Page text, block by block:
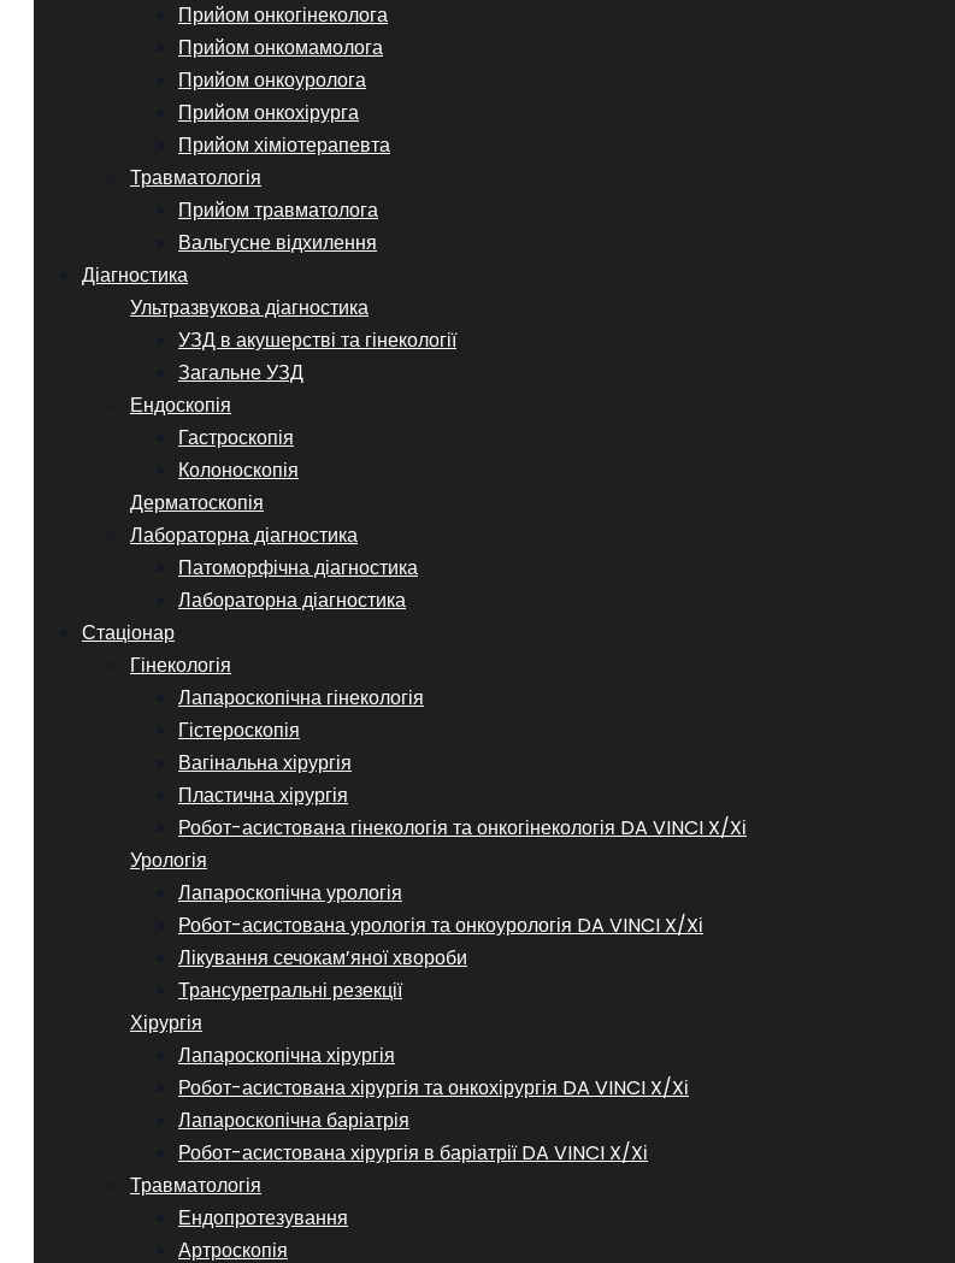
Прийом онкогінеколога
Прийом онкомамолога
Прийом онкоуролога
Прийом онкохірурга
Прийом хіміотерапевта
Травматологія
Прийом травматолога
Вальгусне відхилення
Діагностика
Ультразвукова діагностика
УЗД в акушерстві та гінекології
Загальне УЗД
Ендоскопія
Гастроскопія
Колоноскопія
Дерматоскопія
Лабораторна діагностика
Патоморфічна діагностика
Лабораторна діагностика
Стаціонар
Гінекологія
Лапароскопічна гінекологія
Гістероскопія
Вагінальна хірургія
Пластична хірургія
Робот-асистована гінекологія та онкогінекологія DA VINCI X/Xі
Урологія
Лапароскопічна урологія
Робот-асистована урологія та онкоурологія DA VINCI X/Xі
Лікування сечокам’яної хвороби
Трансуретральні резекції
Хірургія
Лапароскопічна хірургія
Робот-асистована хірургія та онкохірургія DA VINCI X/Xі
Лапароскопічна баріатрія
Робот-асистована хірургія в баріатрії DA VINCI X/Xі
Травматологія
Ендопротезування
Артроскопія